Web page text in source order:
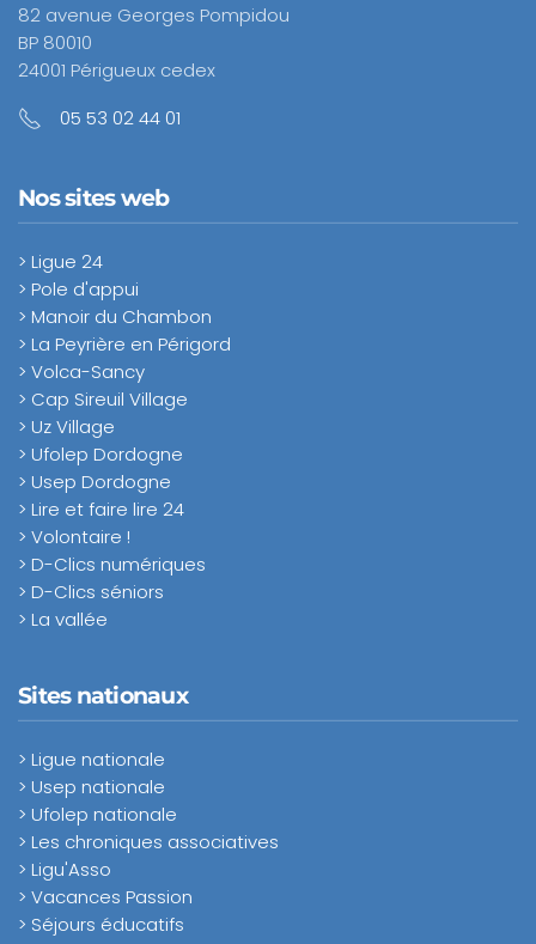
82 avenue Georges Pompidou
BP 80010
24001 Périgueux cedex
05 53 02 44 01
Nos sites web
> Ligue 24
> Pole d'appui
> Manoir du Chambon
> La Peyrière en Périgord
> Volca-Sancy
> Cap Sireuil Village
> Uz Village
> Ufolep Dordogne
> Usep Dordogne
> Lire et faire lire 24
> Volontaire !
> D-Clics numériques
> D-Clics séniors
> La vallée
Sites nationaux
> Ligue nationale
> Usep nationale
> Ufolep nationale
> Les chroniques associatives
> Ligu'Asso
> Vacances Passion
> Séjours éducatifs